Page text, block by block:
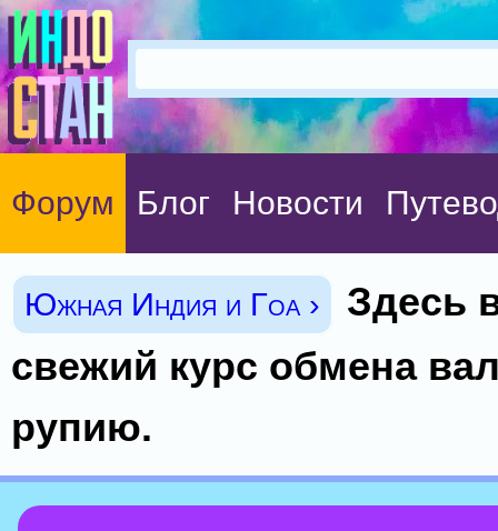
Форум Блог Новости
Южная Индия и Гоа ›
Здесь
свежий курс обмена
рупию.